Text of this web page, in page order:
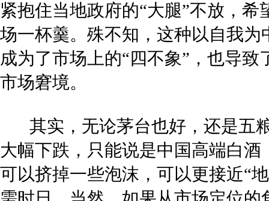
紧抱住当地政府的“大腿”不放，
场一杯羹。殊不知，这种以自我
成为了市场上的“四不象”，也导
市场窘境。
其实，无论茅台也好，还是五
大幅下跌，只能说是中国高端白
可以挤掉一些泡沫，可以更接近“